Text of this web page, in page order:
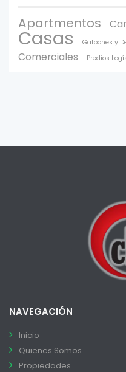
Apartmentos
Casas Galpones y
Comerciales
Predios
NAVEGACIÓN
Inicio
Quienes Somos
Propiedades